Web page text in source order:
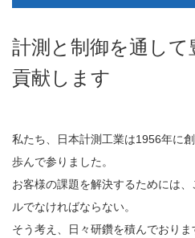
計測と制御を通して
貢献します
私たち、日本計測工業は1956年に
歩んで参りました。
お客様の課題を解決するためには
ルでなければならない。
そう考え、日々研鑽を積んでおりま
流量計の落差補正を自動化
1B流量の制御
NGLガラスレベル計
高機能型調節計更新
取扱製品